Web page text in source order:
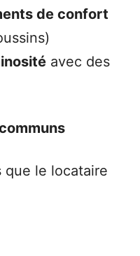
de confort
avec des
que le locataire